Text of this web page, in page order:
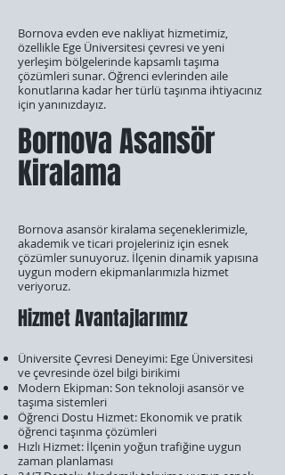
Bornova evden eve nakliyat hizmetimiz,
özellikle Ege Üniversitesi çevresi ve yeni
yerleşim bölgelerinde kapsamlı taşıma
çözümleri sunar. Öğrenci evlerinden aile
konutlarına kadar her türlü taşınma ihtiyacınız
için yanınızdayız.
Bornova Asansör
Kiralama
Bornova asansör kiralama seçeneklerimizle,
akademik ve ticari projeleriniz için esnek
çözümler sunuyoruz. İlçenin dinamik yapısına
uygun modern ekipmanlarımızla hizmet
veriyoruz.
Hizmet Avantajlarımız
Üniversite Çevresi Deneyimi: Ege Üniversitesi
ve çevresinde özel bilgi birikimi
Modern Ekipman: Son teknoloji asansör ve
taşıma sistemleri
Öğrenci Dostu Hizmet: Ekonomik ve pratik
öğrenci taşınma çözümleri
Hızlı Hizmet: İlçenin yoğun trafiğine uygun
zaman planlaması